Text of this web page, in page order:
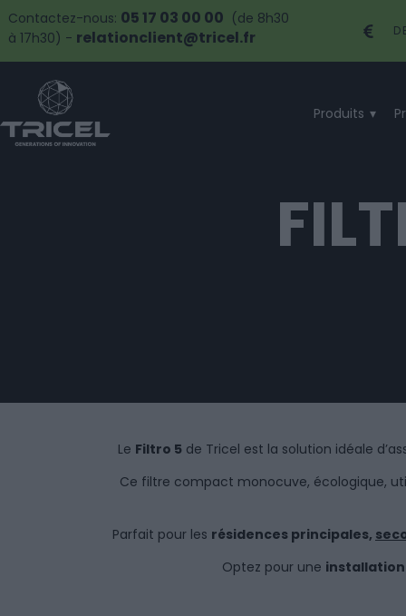
Contactez-nous: 05 17 03 00 00 (de 8h30
à 17h30) - relationclient@tricel.fr
Produits
Le Filtro 5de Tricel est la solution idéale
Ce filtre compact monocuve, écologique,
Parfait pour les résidences principales,
Optez pour une